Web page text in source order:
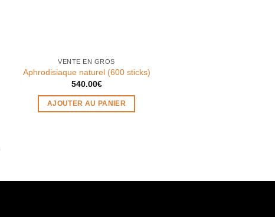
VENTE EN GROS
Aphrodisiaque naturel (600 sticks)
540.00€
AJOUTER AU PANIER